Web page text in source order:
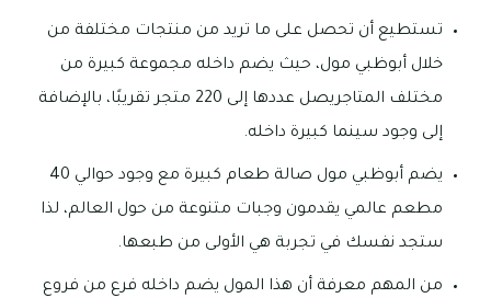
تستطيع أن تحصل على ما تريد من منتجات مختلفة من
خلال أبوظبي مول، حيث يضم داخله مجموعة كبيرة من
مختلف المتاجريصل عددها إلى 220 متجر تقريبًا، بالإضافة
إلى وجود سينما كبيرة داخله.
يضم أبوظبي مول صالة طعام كبيرة مع وجود حوالي 40
مطعم عالمي يقدمون وجبات متنوعة من حول العالم، لذا
ستجد نفسك في تجربة هي الأولى من طبعها.
من المهم معرفة أن هذا المول يضم داخله فرع من فروع